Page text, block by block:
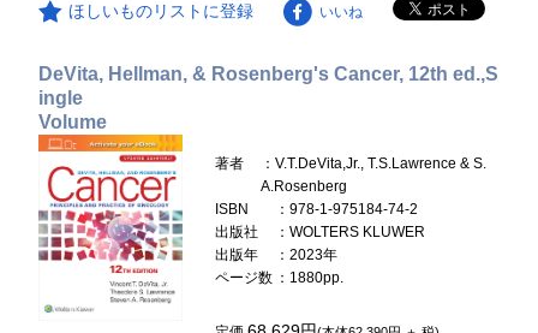
ほしいものリストに登録 いいね
DeVita, Hellman, & Rosenberg's Cancer, 12th ed.,S
ingle
Volume
著者
：V.T.DeVita,Jr., T.S.Lawrence & S.
A.Rosenberg
ISBN
：978-1-975184-74-2
出版社
：WOLTERS KLUWER
出版年
：2023年
ページ数 ：1880pp.